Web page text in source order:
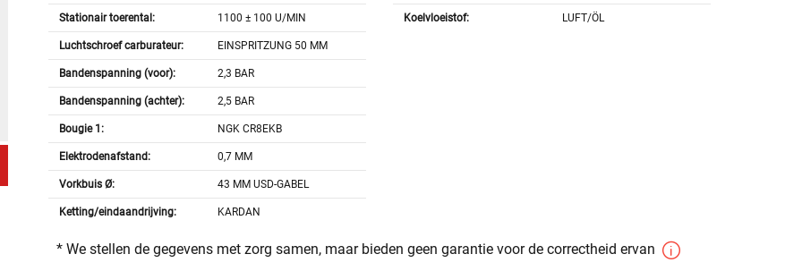
Stationair toerental: 1100 ± 100 U/MIN
Luchtschroef carburateur: EINSPRITZUNG 50 MM
Bandenspanning (voor): 2,3 BAR
Bandenspanning (achter): 2,5 BAR
Bougie 1: NGK CR8EKB
Elektrodenafstand: 0,7 MM
Vorkbuis Ø: 43 MM USD-GABEL
Ketting/eindaandrijving: KARDAN
Koelvloeistof: LUFT/ÖL
* We stellen de gegevens met zorg samen, maar bieden geen garantie voor de correctheid ervan